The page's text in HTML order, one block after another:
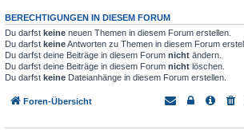
BERECHTIGUNGEN IN DIESEM FORUM
Du darfst keine neuen Themen in diesem Forum erstellen.
Du darfst keineAntworten zu Themen in diesem Forum
Du darfst deine Beiträge in diesem Forum nicht ändern.
Du darfst deine Beiträge in diesem Forum nicht löschen.
Du darfst keine Dateianhänge in diesem Forum erstellen.
Foren-Übersicht